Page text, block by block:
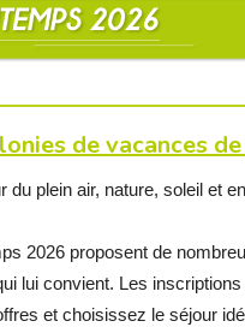
de vacances
plein air, nature, soleil et
2026 proposent de
lui convient. Les
et choisissez le séjour